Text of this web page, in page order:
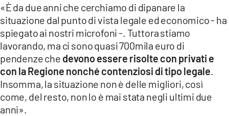
«È da due anni che cerchiamo di dipanare la
situazione dal punto di vista legale ed economico - ha
spiegato ai nostri microfoni -. Tuttora stiamo
lavorando, ma ci sono quasi 700mila euro di
pendenze che devono essere risolte con privati e
con la Regione nonché contenziosi di tipo legale
Insomma, la situazione non è delle migliori, così
come, del resto, non lo è mai stata negli ultimi due
anni».